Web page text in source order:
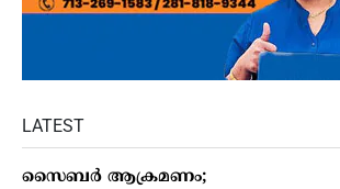
LATEST
സൈബര്‍ ആക്രമണം;